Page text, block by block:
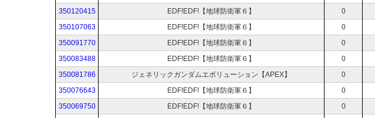
350120415
EDF!EDF!【地球防衛軍６】 0
350107063
EDF!EDF!【地球防衛軍６】 0
350091770
EDF!EDF!【地球防衛軍６】 0
350083488
EDF!EDF!【地球防衛軍６】 0
350081786
ジェネリックガンダムエボリューション【APEX】 0
350076643
EDF!EDF!【地球防衛軍６】 0
350069750
EDF!EDF!【地球防衛軍６】 0